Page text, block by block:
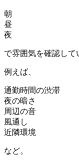
朝
昼
夜
で雰囲気を確認して
例えば、
通勤時間の渋滞
夜の暗さ
周辺の音
風通し
近隣環境
など。